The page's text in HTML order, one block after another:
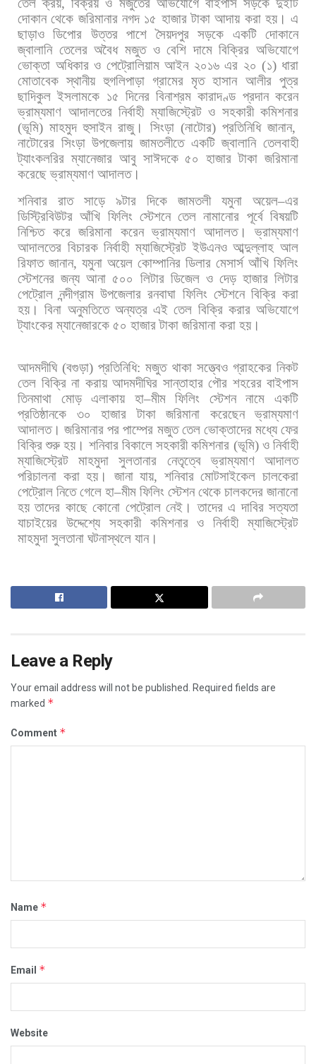
তেল ক্রয়,বিক্রয় ও মজুতের অভিযোগে বাইপাস সড়কে দুইটি
দোকান থেকে জরিমানার নগদ ১৫ হাজার টাকা আদায় করা হয়। এ
ছাড়াও ডিপোর উত্তর পাশে সৈয়দপুর সড়কে একটি দোকানে
জ্বালানি তেলের অবৈধ মজুত ও বেশি দামে বিক্রির অভিযোগে
ভোক্তা অধিকার ও পেট্রোলিয়াম আইন ২০১৬ এর ২০ (১) ধারা
মোতাবেক স্থানীয় হুগলিপাড়া গ্রামের মৃত হাসান আলীর পুত্র
ছাদিকুল ইসলামকে ১৫ দিনের বিনাশ্রম কারাদণ্ড প্রদান করেন
ভ্রাম্যমাণ আদালতের নির্বাহী ম্যাজিস্ট্রেট ও সহকারী কমিশনার
(ভূমি)মাহমুদ হুসাইন রাজু। সিংড়া(নাটোর) প্রতিনিধি জানান,
নাটোরের সিংড়া উপজেলায় জামতলীতে একটি জ্বালানি তেলবাহী
ট্যাংকলরির ম্যানেজার আবু সাঈদকে ৫০ হাজার টাকা জরিমানা
করেছে ভ্রাম্যমাণ আদালত।
শনিবার
রাত সাড়ে ৯টার দিকে জামতলী যমুনা অয়েল–এর
ডিস্ট্রিবিউটর আঁখি ফিলিং স্টেশনে তেল নামানোর পূর্বে বিষয়টি
নিশ্চিত করে জরিমানা করেন ভ্রাম্যমাণ আদালত।
ভ্রাম্যমাণ
আদালতের বিচারক নির্বাহী ম্যাজিস্ট্রেট ইউএনও আব্দুল্লাহ আল
রিফাত জানান, যমুনা অয়েল কোম্পানির ডিলার মেসার্স আঁখি ফিলিং
স্টেশনের জন্য আনা ৫০০ লিটার ডিজেল ও দেড় হাজার লিটার
পেট্রোল নন্দীগ্রাম উপজেলার রনবাঘা ফিলিং স্টেশনে বিক্রি করা
হয়। বিনা অনুমতিতে অন্যত্র এই তেল বিক্রি করার অভিযোগে
ট্যাংকের ম্যানেজারকে ৫০ হাজার টাকা জরিমানা করা হয়।
আদমদীঘি(বগুড়া)প্রতিনিধি:মজুত থাকা সত্ত্বেও গ্রাহকের নিকট
তেল বিক্রি না করায় আদমদীঘির সান্তাহার পৌর শহরের বাইপাস
তিনমাথা
মোড় এলাকায় হা–মীম ফিলিং স্টেশন নামে
একটি
প্রতিষ্ঠানকে
৩০ হাজার টাকা জরিমানা করেছেন
ভ্রাম্যমাণ
আদালত। জরিমানার পর পাম্পের মজুত তেল ভোক্তাদের মধ্যে ফের
বিক্রি শুরু হয়। শনিবার বিকালে সহকারী কমিশনার (ভূমি) ও নির্বাহী
ম্যাজিস্ট্রেট
মাহমুদা সুলতানার নেতৃত্বে ভ্রাম্যমাণ
আদালত
পরিচালনা করা হয়। জানা যায়, শনিবার মোটসাইকেল চালকেরা
পেট্রোল নিতে গেলে হা–মীম ফিলিং স্টেশন থেকে চালকদের জানানো
হয় তাদের কাছে কোনো পেট্রোল নেই। তাদের এ দাবির সত্যতা
যাচাইয়ের
উদ্দেশ্যে সহকারী কমিশনার ও নির্বাহী
ম্যাজিস্ট্রেট
মাহমুদা সুলতানা ঘটনাস্থলে যান।
Leave a Reply
Your email address will not be published.
Required fields are
marked *
Comment *
Name *
Email *
Website